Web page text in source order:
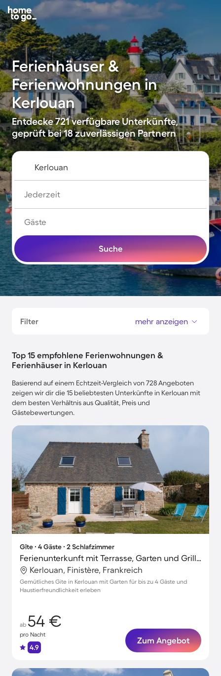
Ferienhäuser &
Ferienwohnungen in
Kerlouan
Entdecke 721 verfügbare Unterkünfte,
geprüft bei 18 zuverlässigen Partnern
Jederzeit
Gäste
Suche
Filter mehr anzeigen
Top 15 empfohlene Ferienwohnungen &
Ferienhäuser in Kerlouan
Basierend auf einem Echtzeit-Vergleich von 728 Angeboten
zeigen wir dir die 15 beliebtesten Unterkünfte in Kerlouan mit
dem besten Verhältnis aus Qualität, Preis und
Gästebewertungen.
Gîte ∙ 4 Gäste ∙ 2 Schlafzimmer
Ferienunterkunft mit Terrasse, Garten und Grill | Haustiere erlaubt
Kerlouan, Finistère, Frankreich
Gemütliches Gite in Kerlouan mit Garten für bis zu 4 Gäste und
Haustierfreundlichkeit erleben
ab 54 €
pro Nacht
4.9
Zum Angebot